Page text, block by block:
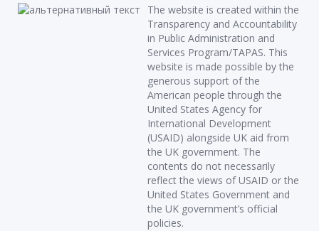
The website is created within the
Transparency and Accountability
in Public Administration and
Services Program/TAPAS. This
website is made possible by the
generous support of the
American people through the
United States Agency for
International Development
(USAID) alongside UK aid from
the UK government. The
contents do not necessarily
reflect the views of USAID or the
United States Government and
the UK government’s official
policies.